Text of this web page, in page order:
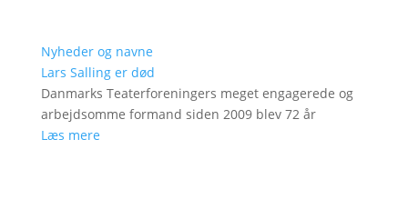
Nyheder og navne
Lars Salling er død
Danmarks Teaterforeningers meget engagerede og
arbejdsomme formand siden 2009 blev 72 år
Læs mere